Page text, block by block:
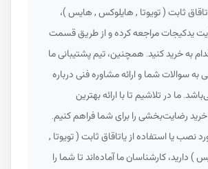
ثابت ( تویوتا , هایلوکس , هایس )،
یدکیجات مراجعه کرده و از طریق قسمت
به خرید کنید. همچنین، تیم پشتیبانی ما
سوالات شما و ارائه مشاوره فنی درباره
در تلاشیم تا با ارائه بهترین
رضایت‌بخشی را برای شما فراهم کنیم.
یا استفاده از یاتاقاق ثابت ( تویوتا ,
کارشناسان ما آماده‌اند تا شما را